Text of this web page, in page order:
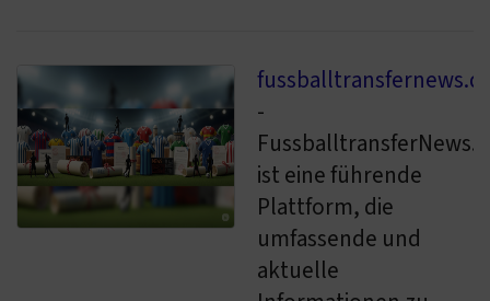
-
ist eine führende
Plattform, die
umfassende und
aktuelle